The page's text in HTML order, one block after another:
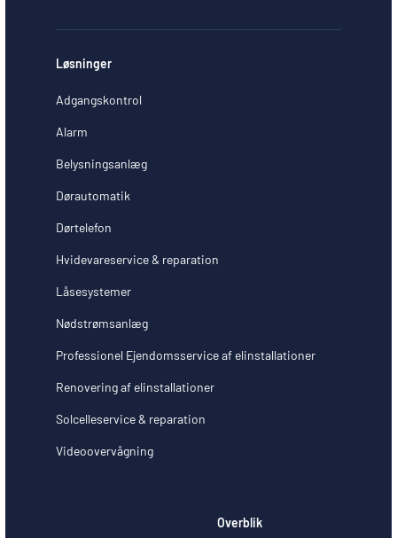
Løsninger
Adgangskontrol
Alarm
Belysningsanlæg
Dørautomatik
Dørtelefon
Hvidevareservice & reparation
Låsesystemer
Nødstrømsanlæg
Professionel Ejendomsservice af elinstallationer
Renovering af elinstallationer
Solcelleservice & reparation
Videoovervågning
Overblik